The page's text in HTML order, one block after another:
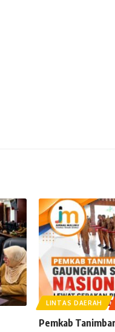
LINTAS DAERAH
Pemkab